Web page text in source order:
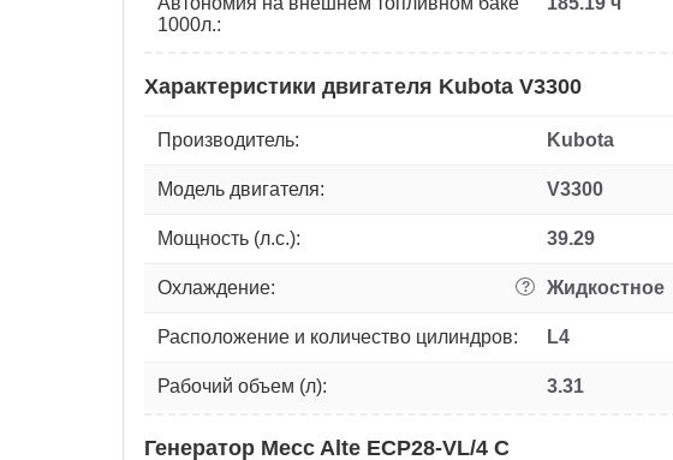
1000л.:
Характеристики двигателя Kubota V3300
Производитель: Kubota
Модель двигателя: V3300
Мощность (л.с.): 39.29
Охлаждение: ? Жидкостное
Расположение и количество цилиндров: L4
Рабочий объем (л): 3.31
Генератор Mecc Alte ECP28-VL/4 C